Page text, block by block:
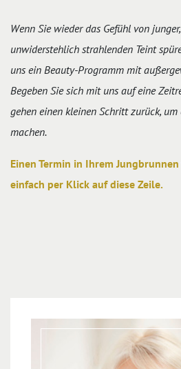
Wenn Sie wieder das Gefühl von
unwiderstehlich strahlenden Teint
uns ein Beauty-Programm mit
Begeben Sie sich mit uns auf eine
gehen einen kleinen Schritt zurück,
machen.
Einen Termin in Ihrem
einfach per Klick auf diese Zeile.